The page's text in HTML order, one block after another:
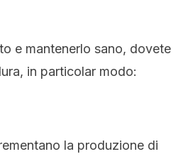
e mantenerlo sano, dovete
in particolar modo:
la produzione di